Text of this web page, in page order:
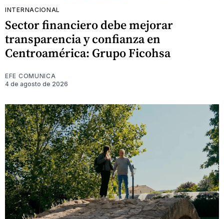
INTERNACIONAL
Sector financiero debe mejorar
transparencia y confianza en
Centroamérica: Grupo Ficohsa
EFE COMUNICA
4 de agosto de 2026